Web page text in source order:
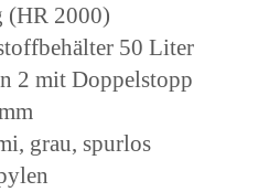
(HR 2000)
50 Liter
2 mit Doppelstopp
grau, spurlos